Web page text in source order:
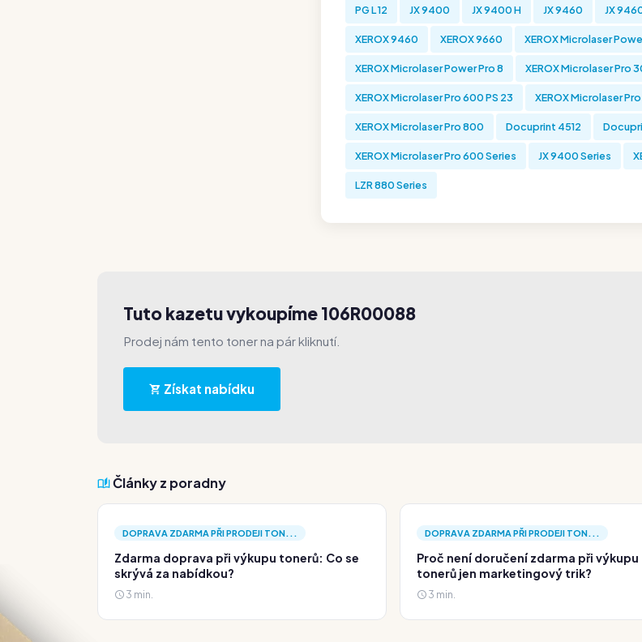
PG L 12 JX 9400 JX 9400 H JX 9460 JX
XEROX 9460 XEROX 9660 XEROX Microlaser
XEROX Microlaser Power Pro 8 XEROX Microlaser Pro
XEROX Microlaser Pro 600 PS 23 XEROX Microlaser
XEROX Microlaser Pro 800 Docuprint 4512
XEROX Microlaser Pro 600 Series JX 9400 Series
LZR 880 Series
Tuto kazetu vykoupíme 106R00088
Prodej nám tento toner na pár kliknutí.
Získat nabídku
Články z poradny
DOPRAVA ZDARMA PŘI PRODEJI TON...
Zdarma doprava při výkupu tonerů: Co se
skrývá za nabídkou?
3 min.
DOPRAVA ZDARMA PŘI PRODEJI TON...
Proč není doručení zdarma při výkupu
tonerů jen marketingový trik?
3 min.